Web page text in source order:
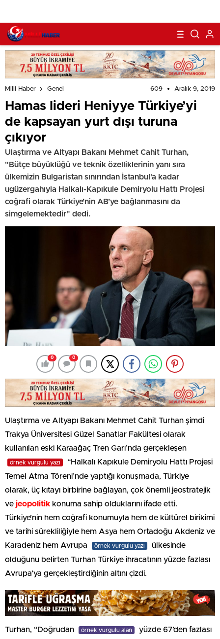
Milli Haber Genel 609 Aralık 9, 2019
Hamas lideri Heniyye Türkiye’yi
de kapsayan yurt dışı turuna
çıkıyor
Ulaştırma ve Altyapı Bakanı Mehmet Cahit Turhan,
"Bütçe büyüklüğü ve teknik özelliklerinin yanı sıra
ülkemizin Bulgaristan sınırından İstanbul'a kadar
ugüzergahıyla Halkalı-Kapıkule Demiryolu Hattı Projesi
coğrafi olarak Türkiye’nin AB’ye bağlanmasını da
simgelemektedir" dedi.
0 0
Ulaştırma ve Altyapı Bakanı Mehmet Cahit Turhan şimdi
Trakya Üniversitesi Güzel Sanatlar Fakültesi olarak
kullanılan eski Karaağaç Tren Garı’nda gerçekleşen
örnek vurgulu yazı
“Halkalı Kapıkule Demiryolu Hattı Projesi
Temel Atma Töreni’nde yaptığı konuşmada, Türkiye
olarak, üç kıtayı birbirine bağlayan, çok önemli jeostratejik
ve jeopolitik konuma sahip olduklarını ifade etti.
Türkiye’nin hem coğrafi konumuyla hem de kültürel birikimi
ve tarihi sürekliliğiyle hem Asya hem Ortadoğu Akdeniz ve
Karadeniz hem Avrupa
örnek vurgulu yazı
ülkesinde
olduğunu belirten Turhan Türkiye ihracatının yüzde fazlası
Avrupa’ya gerçekleştirdiğinin altını çizdi.
Turhan, “Doğrudan örnek vurgulu alan
yüzde 67’den fazlası